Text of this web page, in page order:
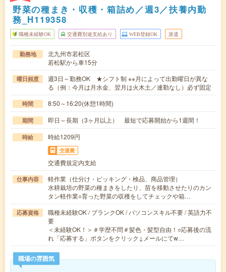
野菜の種まき・収穫・箱詰め／週3／扶養内勤
務_H119358
職種未経験OK 交通費別途支給あり WEB登録OK 派遣
勤務地
北九州市若松区
若松駅から車15分
曜日頻度
週3日～勤務OK ★シフト制 ※※月によって出勤曜日が異な
る（例：今月は月水金、翌月は火木土／連勤なし）必ず固定
時間 8:50～16:20(休憩1時間)
期間 即日～長期（3ヶ月以上） 最短で応募開始から1週間！
時給 時給1209円
交通費
交通費規定内支給
仕事内容
軽作業（仕分け・ピッキング・検品、商品管理）
水耕栽培の野菜の種まきをしたり、苗を移動させたりのカン
タン軽作業○育った野菜の収穫をしてチェックや箱…
応募資格
職種未経験OK / ブランクOK / パソコンスキル不要 / 英語力不
要
＜未経験OK！＞＃学歴不問＃髪色・髪型自由！○応募後の流
れ「応募する」ボタンをクリック↓メールにてw…
職場の雰囲気